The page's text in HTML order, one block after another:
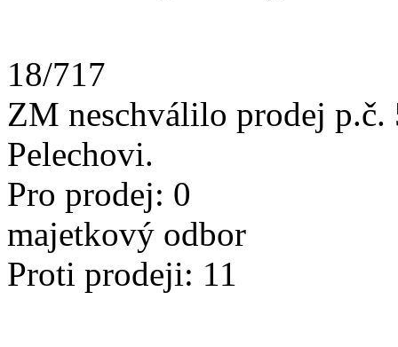
18/717
ZM neschválilo prodej p.č.
Pelechovi.
Pro
majetkový odbor
Proti prodeji: 11